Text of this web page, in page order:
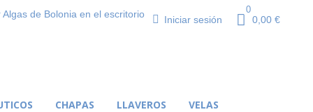
Algas de Bolonia en el escritorio Iniciar sesión
0
0,00 €
CHAPAS LLAVEROS
VELAS